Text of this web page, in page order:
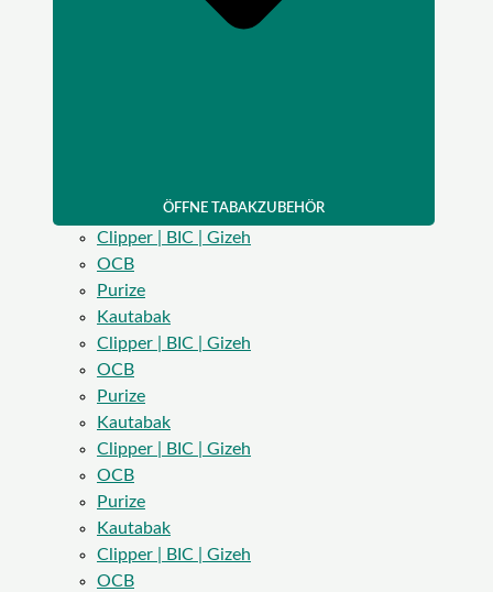
ÖFFNE TABAKZUBEHÖR
Clipper | BIC | Gizeh
OCB
Purize
Kautabak
Clipper | BIC | Gizeh
OCB
Purize
Kautabak
Clipper | BIC | Gizeh
OCB
Purize
Kautabak
Clipper | BIC | Gizeh
OCB